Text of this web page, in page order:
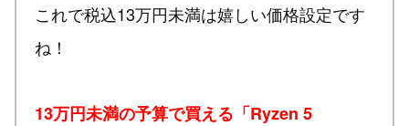
これで税込13万円未満は嬉しい価格設定です
ね！
13万円未満の予算で買える「Ryzen 5